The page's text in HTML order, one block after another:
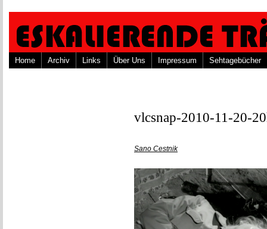
Home Archiv Links Über Uns Impressum Sehtagebücher
vlcsnap-2010-11-20-
Sano Cestnik